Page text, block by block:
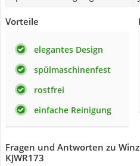
Vorteile
elegantes Design
spülmaschinenfest
rostfrei
einfache Reinigung
Fragen und Antworten zu
KJWR173